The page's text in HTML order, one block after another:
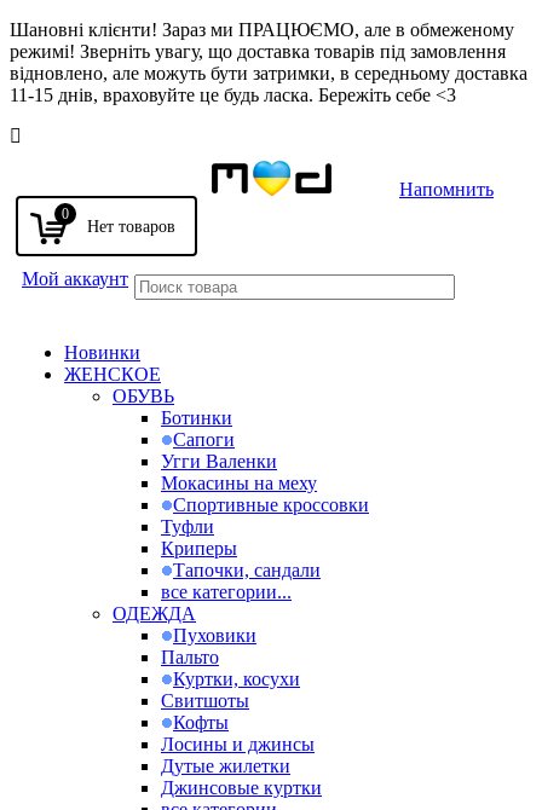
Шановні клієнти! Зараз ми ПРАЦЮЄМО, але в обмеженому
режимі! Зверніть увагу, що доставка товарів під замовлення
відновлено, але можуть бути затримки, в середньому доставка
11-15 днів, враховуйте це будь ласка. Бережіть себе <3
0
Мой аккаунт
Новинки
ЖЕНСКОЕ
ОБУВЬ
Ботинки
Сапоги
Угги Валенки
Мокасины на меху
Спортивные кроссовки
Туфли
Криперы
Тапочки, сандали
все категории...
ОДЕЖДА
Пуховики
Пальто
Куртки, косухи
Свитшоты
Кофты
Лосины и джинсы
Дутые жилетки
Джинсовые куртки
Напомнить